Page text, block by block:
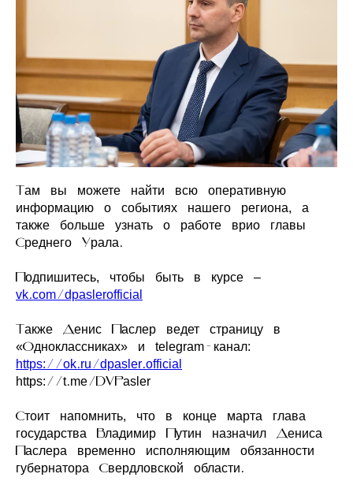
Там вы можете найти всю оперативную
информацию о событиях нашего региона, а
также больше узнать о работе врио главы
Среднего Урала.
Подпишитесь, чтобы быть в курсе –
vk.com/dpaslerofficial
Также Денис Паслер ведет страницу в
«Одноклассниках» и telegram-канал:
https://ok.ru/dpasler.official
https://t.me/DVPasler
Стоит напомнить, что в конце марта глава
государства Владимир Путин назначил Дениса
Паслера временно исполняющим обязанности
губернатора Свердловской области.